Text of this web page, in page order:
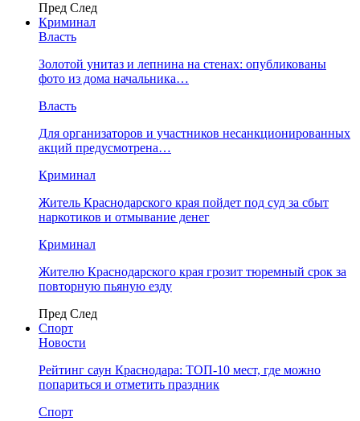
Пред След
Криминал
Власть
​Золотой унитаз и лепнина на стенах: опубликованы
фото из дома начальника…
Власть
Для организаторов и участников несанкционированных
акций предусмотрена…
Криминал
Житель Краснодарского края пойдет под суд за сбыт
наркотиков и отмывание денег
Криминал
Жителю Краснодарского края грозит тюремный срок за
повторную пьяную езду
Пред След
Спорт
Новости
Рейтинг саун Краснодара: ТОП-10 мест, где можно
попариться и отметить праздник
Спорт